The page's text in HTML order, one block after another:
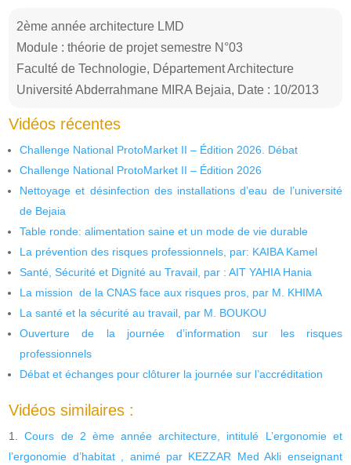
2ème année architecture LMD
Module : théorie de projet semestre N°03
Faculté de Technologie, Département Architecture
Université Abderrahmane MIRA Bejaia, Date : 10/2013
Vidéos récentes
Challenge National ProtoMarket II – Édition 2026. Débat
Challenge National ProtoMarket II – Édition 2026
Nettoyage et désinfection des installations d’eau de l’université
de Bejaia
Table ronde: alimentation saine et un mode de vie durable
La prévention des risques professionnels, par: KAIBA Kamel
Santé, Sécurité et Dignité au Travail, par : AIT YAHIA Hania
La mission de la CNAS face aux risques pros, par M. KHIMA
La santé et la sécurité au travail, par M. BOUKOU
Ouverture de la journée d’information sur les risques
professionnels
Débat et échanges pour clôturer la journée sur l’accréditation
Vidéos similaires :
Cours de 2 ème année architecture, intitulé L’ergonomie et
l’ergonomie d’habitat , animé par KEZZAR Med Akli enseignant